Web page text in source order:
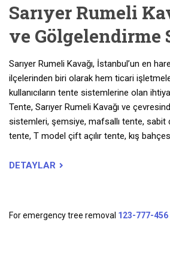
Sarıyer Rumeli
ve Gölgelendirme
Sarıyer Rumeli Kavağı, İstanbul’un en
ilçelerinden biri olarak hem ticari
kullanıcıların tente sistemlerine olan
Tente, Sarıyer Rumeli Kavağı ve
sistemleri, şemsiye, mafsallı tente,
tente, T model çift açılır tente, kış
DETAYLAR
For emergency tree removal 123-777-456